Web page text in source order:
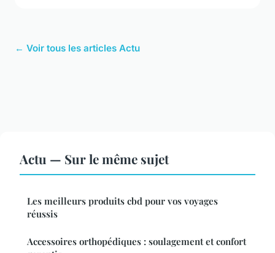
← Voir tous les articles Actu
Actu — Sur le même sujet
Les meilleurs produits cbd pour vos voyages
réussis
Accessoires orthopédiques : soulagement et confort